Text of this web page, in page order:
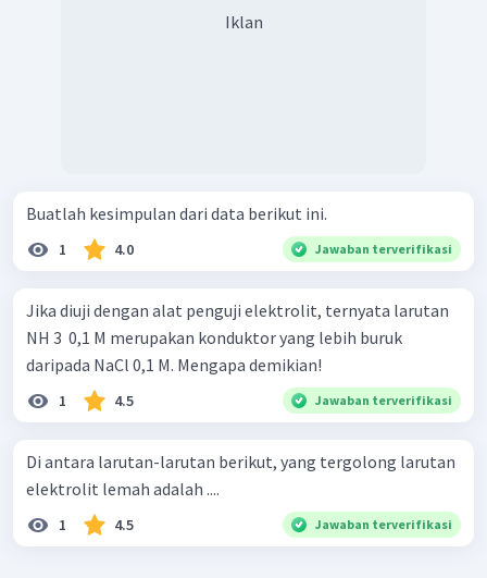
Iklan
Buatlah kesimpulan dari data berikut ini.
1 4.0 Jawaban terverifikasi
Jika diuji dengan alat penguji elektrolit, ternyata larutan
NH 3 ​ 0,1 M merupakan konduktor yang lebih buruk
daripada NaCl 0,1 M. Mengapa demikian!
1 4.5 Jawaban terverifikasi
Di antara larutan-larutan berikut, yang tergolong larutan
elektrolit lemah adalah ....
1 4.5 Jawaban terverifikasi